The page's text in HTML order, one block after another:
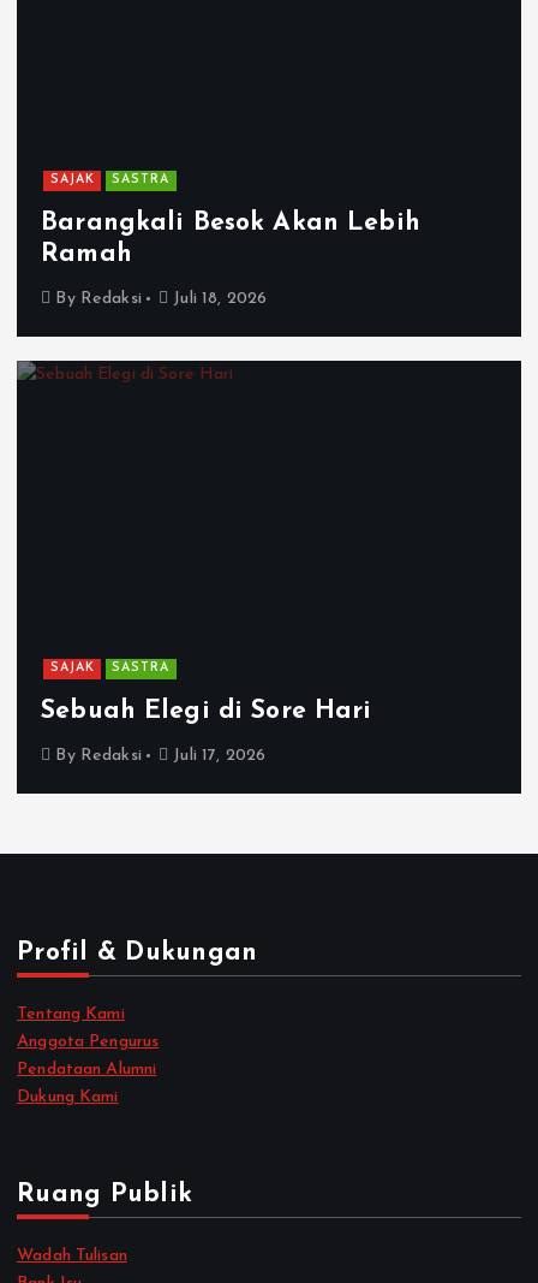
SAJAK SASTRA
Barangkali Besok Akan Lebih
Ramah
By Redaksi Juli 18, 2026
SAJAK SASTRA
Sebuah Elegi di Sore Hari
By Redaksi Juli 17, 2026
Profil & Dukungan
Tentang Kami
Anggota Pengurus
Pendataan Alumni
Dukung Kami
Ruang Publik
Wadah Tulisan